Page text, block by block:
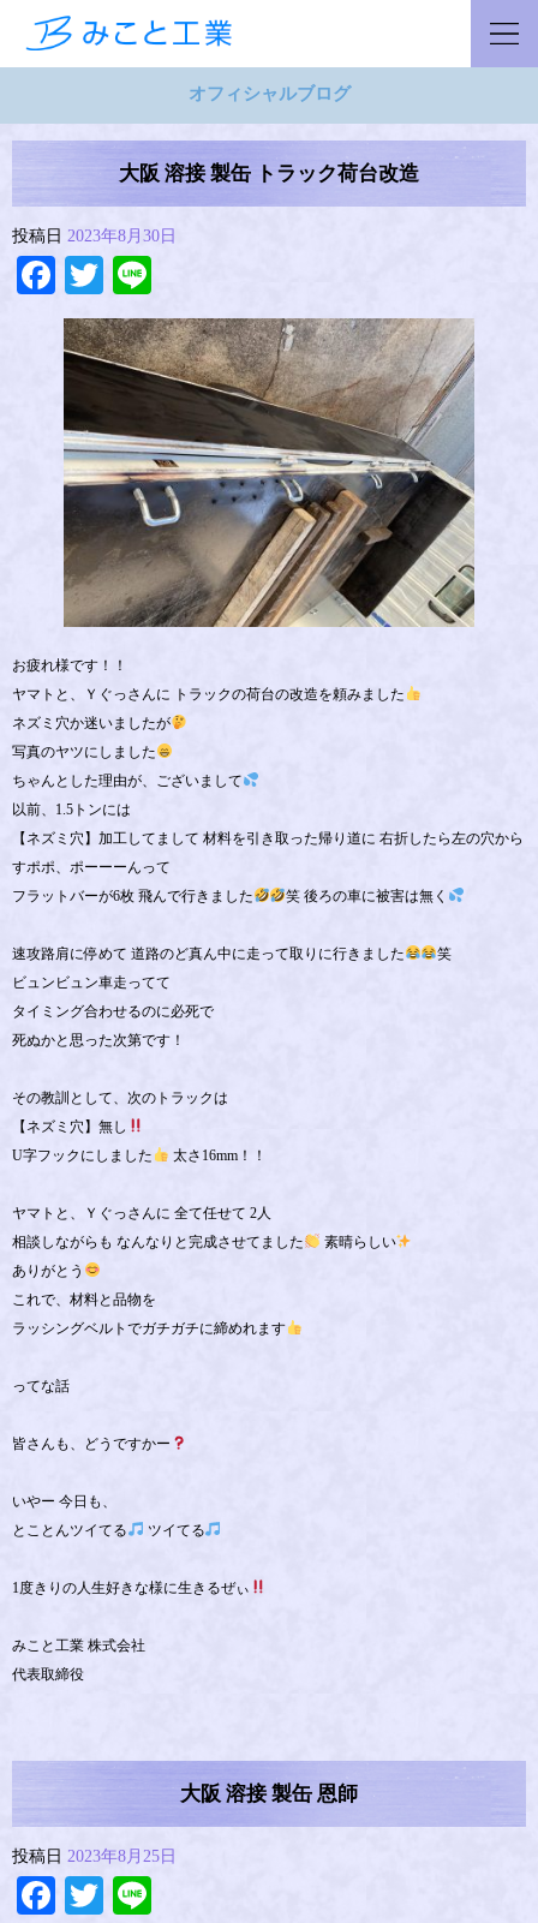
オフィシャルブログ
大阪 溶接 製缶 トラック荷台改造
投稿日 2023年8月30日
Facebook
Twitter
お疲れ様です！！
ヤマトと、Ｙぐっさんに トラックの荷台の改造を頼みました
ネズミ穴か迷いましたが
写真のヤツにしました
ちゃんとした理由が、ございまして
以前、1.5トンには
【ネズミ穴】加工してまして 材料を引き取った帰り道に 右折したら左の穴から
すポポ、ポーーーんって
フラットバーが6枚 飛んで行きました
笑 後ろの車に被害は無く
速攻路肩に停めて 道路のど真ん中に走って取りに行きました
笑
ビュンビュン車走ってて
タイミング合わせるのに必死で
死ぬかと思った次第です！
その教訓として、次のトラックは
【ネズミ穴】無し
U字フックにしました
太さ16mm！！
ヤマトと、Ｙぐっさんに 全て任せて 2人
相談しながらも なんなりと完成させてました
素晴らしい
ありがとう
これで、材料と品物を
ラッシングベルトでガチガチに締めれます
ってな話
皆さんも、どうですかー
いやー 今日も、
とことんツイてる
ツイてる
1度きりの人生好きな様に生きるぜぃ
みこと工業 株式会社
代表取締役
大阪 溶接 製缶 恩師
投稿日 2023年8月25日
Facebook
Twitter